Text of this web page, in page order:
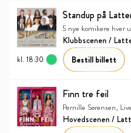
Standup på
5 nye komikere hver
Klubbscenen /
kl. 18:30 Bestill billett
Finn tre feil
Pernille Sørensen,
Hovedscenen /